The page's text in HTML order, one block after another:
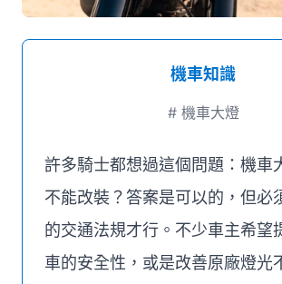
機車知識
# 機車大燈
許多騎士都想過這個問題：機車
不能改裝？答案是可以的，但必
的交通法規才行。不少車主希望
車的安全性，或是改善原廠燈光